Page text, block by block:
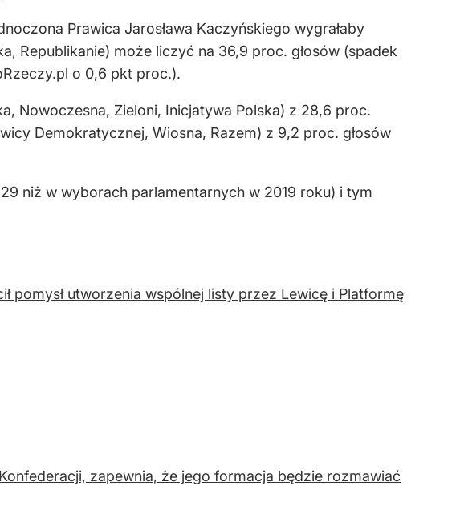
Prawica Jarosława Kaczyńskiego wygrałaby
Republikanie) może liczyć na 36,9 proc. głosów (spadek
o 0,6 pkt proc.).
Nowoczesna, Zieloni, Inicjatywa Polska) z 28,6 proc.
Demokratycznej, Wiosna, Razem) z 9,2 proc. głosów
niż w wyborach parlamentarnych w 2019 roku) i tym
pomysł utworzenia wspólnej listy przez Lewicę i Platformę
zapewnia, że jego formacja będzie rozmawiać